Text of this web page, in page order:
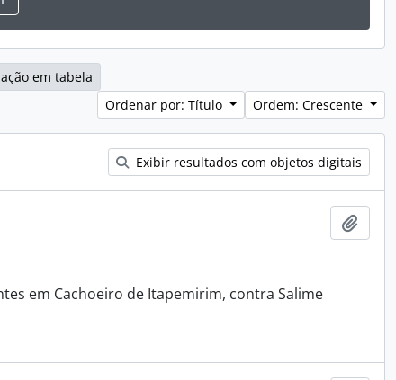
em tabela
Ordenar por: Título
Ordem: Crescente
Exibir resultados com objetos digitais
em Cachoeiro de Itapemirim, contra Salime